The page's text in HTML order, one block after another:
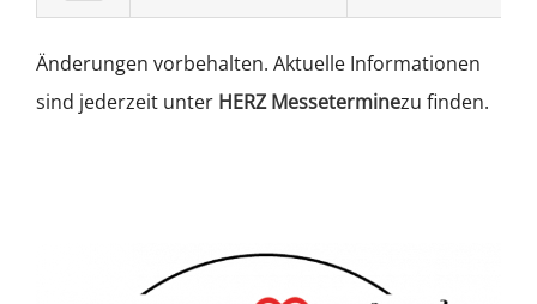
Änderungen vorbehalten. Aktuelle Informationen
sind jederzeit unter HERZ Messeterminezu finden.